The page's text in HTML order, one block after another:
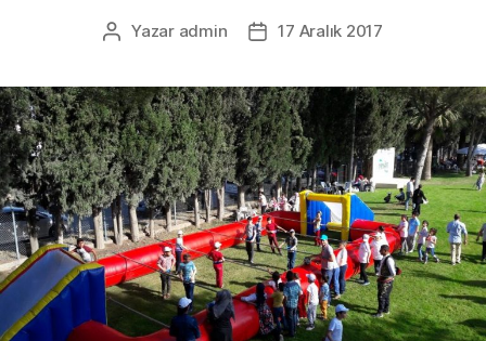
Yazının
Yazar admin
Yazı17 Aralık 2017